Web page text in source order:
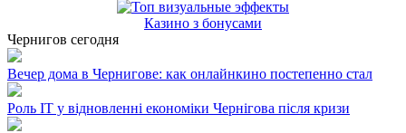
Казино з бонусами
Чернигов сегодня
Вечер дома в Чернигове: как онлайнкино постепенно стал
Роль ІТ у відновленні економіки Чернігова після кризи